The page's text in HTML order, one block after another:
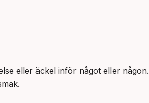
eller äckel inför något eller någon.